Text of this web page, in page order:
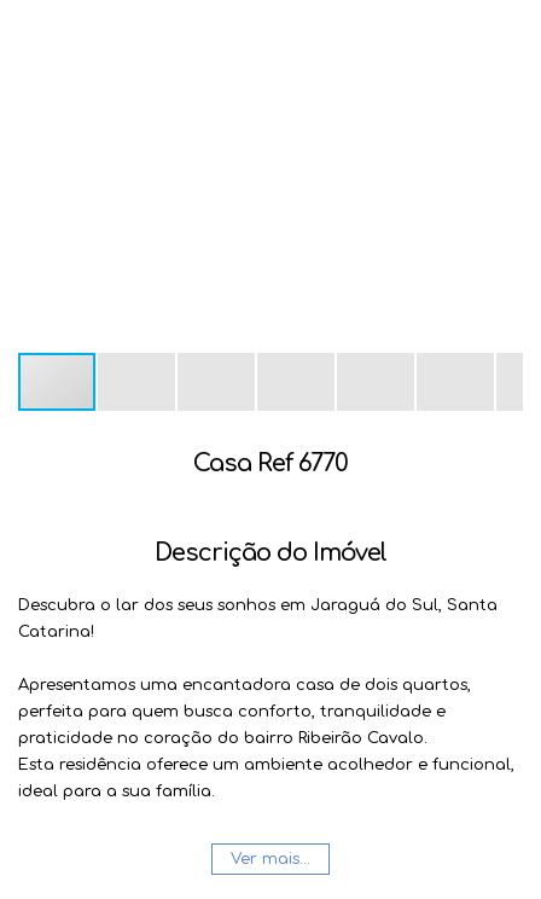
Casa Ref 6770
Descrição do Imóvel
Descubra o lar dos seus sonhos em Jaraguá do Sul, Santa
Catarina!
Apresentamos uma encantadora casa de dois quartos,
perfeita para quem busca conforto, tranquilidade e
praticidade no coração do bairro Ribeirão Cavalo
Esta residência oferece um ambiente acolhedor e funcional,
ideal para a sua família.
banheiro e 1 lavabo
cada espaço foi pensado para proporcionar bem-estar. A
Ver mais...